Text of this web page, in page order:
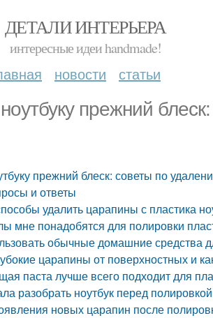
ДЕТАЛИ ИНТЕРЬЕРА
интересные идеи handmade!
новости статьи
прежний
прежний блеск: советы по
и ответы
удалить царапины с пластика
мне понадобятся для полировки
обычные домашние средства
царапины от поверхностных и
паста лучше всего подходит для
разобрать ноутбук перед полировкой
новых царапин после